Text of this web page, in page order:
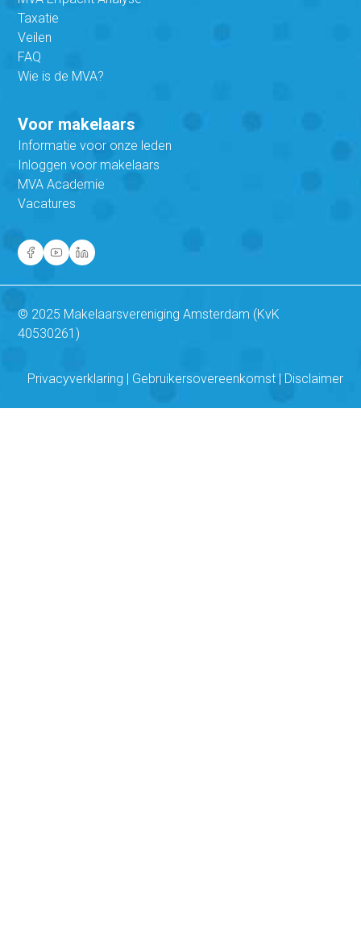
Taxatie
Veilen
FAQ
Wie is de MVA?
Voor makelaars
Informatie voor onze leden
Inloggen voor makelaars
MVA Academie
Vacatures
© 2025 Makelaarsvereniging Amsterdam (KvK
40530261)
Privacyverklaring Gebruikersovereenkomst Disclaimer